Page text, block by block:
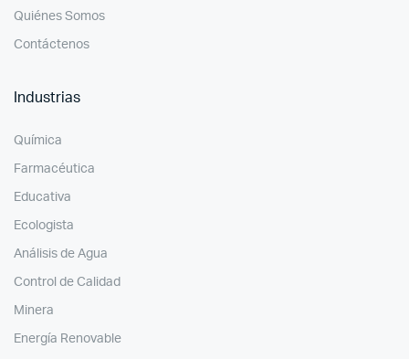
Quiénes Somos
Contáctenos
Industrias
Química
Farmacéutica
Educativa
Ecologista
Análisis de Agua
Control de Calidad
Minera
Energía Renovable